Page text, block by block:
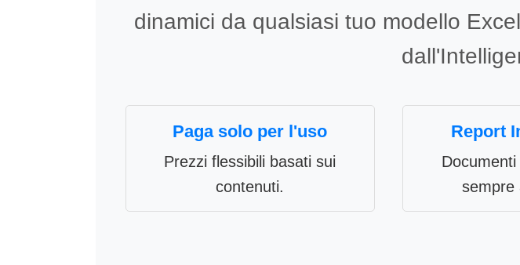
dinamici da qualsiasi tuo modello
Paga solo per l'uso
Prezzi flessibili basati sui
contenuti.
Report
sempre